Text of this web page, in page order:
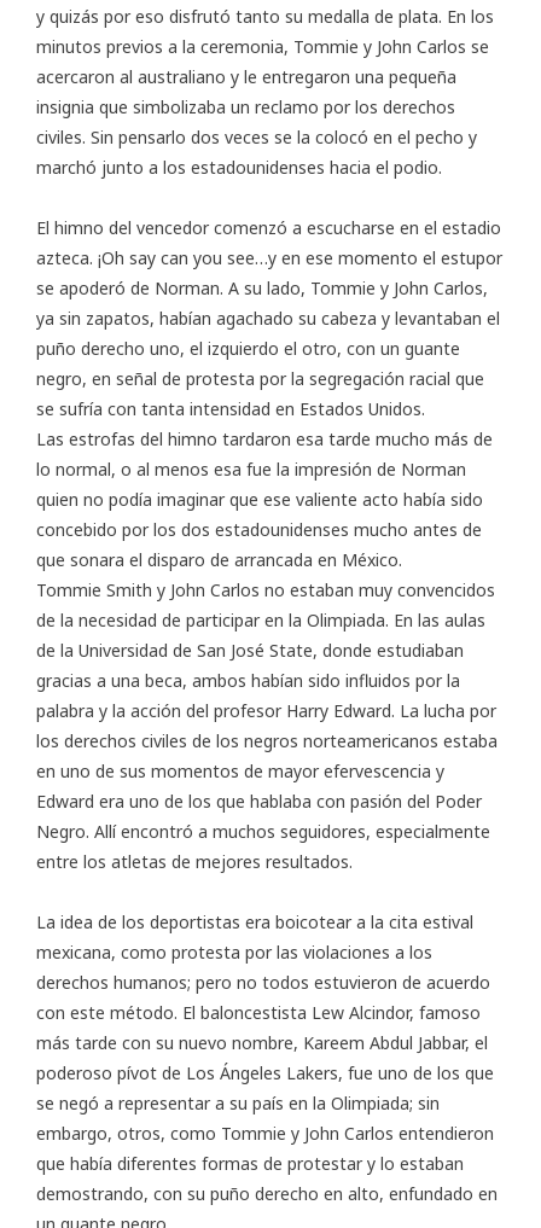
y quizás por eso disfrutó tanto su medalla de plata. En los
minutos previos a la ceremonia, Tommie y John Carlos se
acercaron al australiano y le entregaron una pequeña
insignia que simbolizaba un reclamo por los derechos
civiles. Sin pensarlo dos veces se la colocó en el pecho y
marchó junto a los estadounidenses hacia el podio.
El himno del vencedor comenzó a escucharse en el estadio
azteca. ¡Oh say can you see…y en ese momento el estupor
se apoderó de Norman. A su lado, Tommie y John Carlos,
ya sin zapatos, habían agachado su cabeza y levantaban el
puño derecho uno, el izquierdo el otro, con un guante
negro, en señal de protesta por la segregación racial que
se sufría con tanta intensidad en Estados Unidos.
Las estrofas del himno tardaron esa tarde mucho más de
lo normal, o al menos esa fue la impresión de Norman
quien no podía imaginar que ese valiente acto había sido
concebido por los dos estadounidenses mucho antes de
que sonara el disparo de arrancada en México.
Tommie Smith y John Carlos no estaban muy convencidos
de la necesidad de participar en la Olimpiada. En las aulas
de la Universidad de San José State, donde estudiaban
gracias a una beca, ambos habían sido influidos por la
palabra y la acción del profesor Harry Edward. La lucha por
los derechos civiles de los negros norteamericanos estaba
en uno de sus momentos de mayor efervescencia y
Edward era uno de los que hablaba con pasión del Poder
Negro. Allí encontró a muchos seguidores, especialmente
entre los atletas de mejores resultados.
La idea de los deportistas era boicotear a la cita estival
mexicana, como protesta por las violaciones a los
derechos humanos; pero no todos estuvieron de acuerdo
con este método. El baloncestista Lew Alcindor, famoso
más tarde con su nuevo nombre, Kareem Abdul Jabbar, el
poderoso pívot de Los Ángeles Lakers, fue uno de los que
se negó a representar a su país en la Olimpiada; sin
embargo, otros, como Tommie y John Carlos entendieron
que había diferentes formas de protestar y lo estaban
demostrando, con su puño derecho en alto, enfundado en